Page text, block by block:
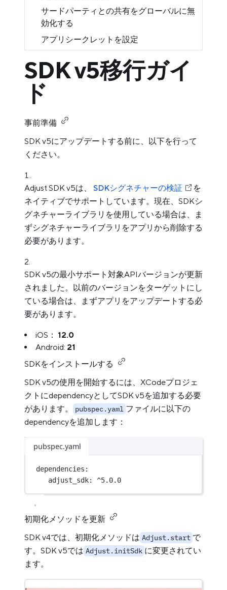
サードパーティとの共有をグローバルに無
効化する
アプリシークレットを設定
SDK v5移行ガイ
ド
事前準備
SDK v5にアップデートする前に、以下を行って
ください。
Adjust SDK v5は、 SDKシグネチャーの検証
を
ネイティブでサポートしています。現在、SDKシ
グネチャーライブラリを使用している場合は、ま
ずシグネチャーライブラリをアプリから削除する
必要があります。
SDK v5の最小サポート対象APIバージョンが更新
されました。以前のバージョンをターゲットにし
ている場合は、まずアプリをアップデートする必
要があります。
iOS： 12.0
Android: 21
SDKをインストールする
SDK v5の使用を開始するには、XCodeプロジェ
クトにdependencyとしてSDK v5を追加する必要
があります。
pubspec.yaml ファイルに以下の
dependencyを追加します：
pubspec.yaml
dependencies :
adjust_sdk: ^5.0.0
初期化メソッドを更新
SDK v4では、初期化メソッドは Adjust.start で
す。SDK v5では Adjust.initSdk に変更されてい
ます。